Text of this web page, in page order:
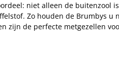
niet alleen de buitenzool
Zo houden de Brumbys
zijn de perfecte metgezellen